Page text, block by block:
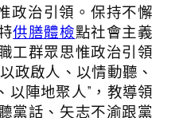
政治引領。保持不懈
供膳體檢點社會主義
工群眾思惟政治引領
政啟人、以情動聽、
以陣地聚人”，教導領
黨話、矢志不渝跟黨